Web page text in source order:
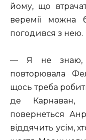
йому, що
веремії можна
погодився з нею.
— Я не знаю,
повторювала
щось треба
де Карнаван,
повернеться
віддячить усім,